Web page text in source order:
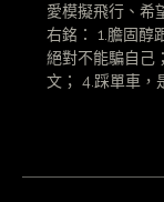
愛模擬飛行、希
右銘： 1.膽固醇
絕對不能騙自己
文； 4.踩單車，